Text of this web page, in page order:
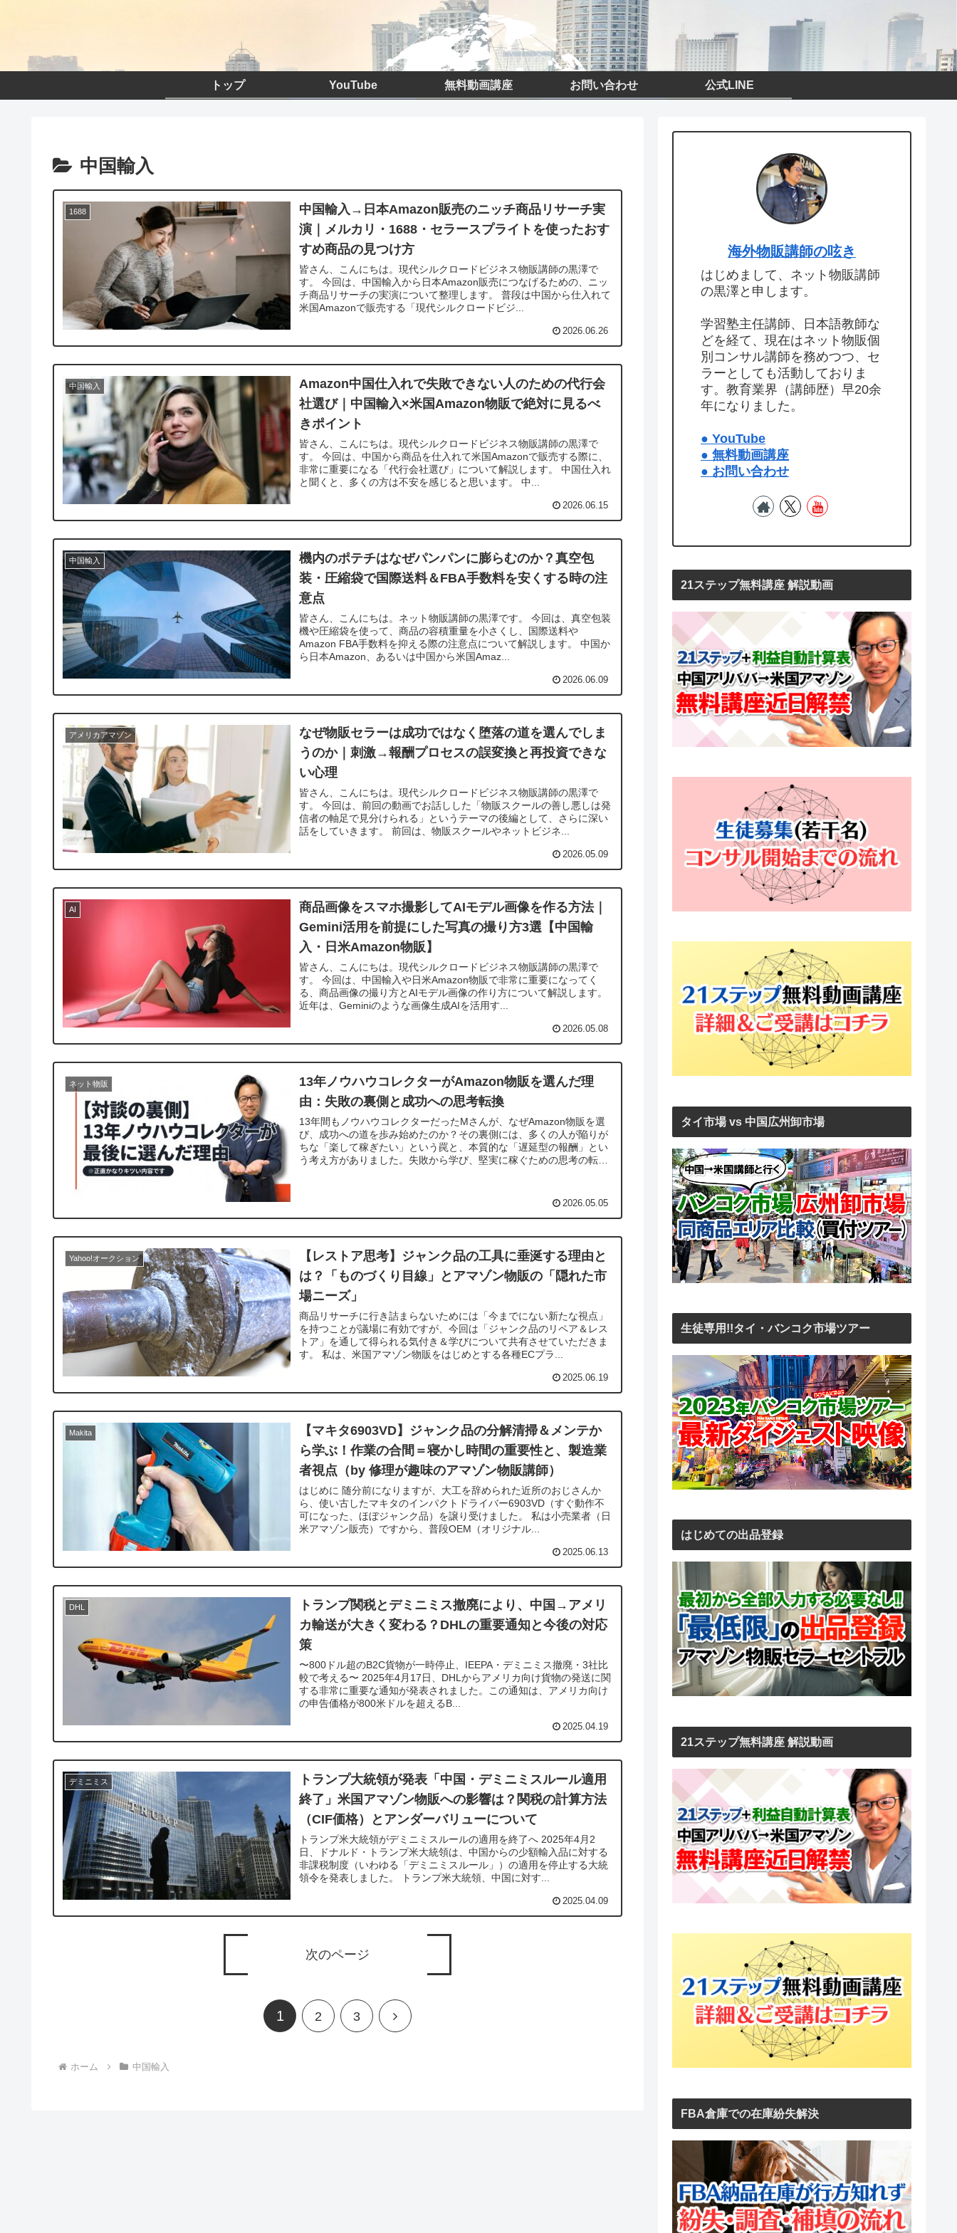
トップ YouTube 無料動画講座 お問い合わせ 公式LINE
中国輸入
1688
中国輸入→日本Amazon販売のニッチ商品リサーチ実
演｜メルカリ・1688・セラースプライトを使ったおす
すめ商品の見つけ方
皆さん、こんにちは。現代シルクロードビジネス物販講師の黒澤で
す。 今回は、中国輸入から日本Amazon販売につなげるための、ニッ
チ商品リサーチの実演について整理します。 普段は中国から仕入れて
米国Amazonで販売する「現代シルクロードビジ...
2026.06.26
中国輸入
Amazon中国仕入れで失敗できない人のための代行会
社選び｜中国輸入×米国Amazon物販で絶対に見るべ
きポイント
皆さん、こんにちは。現代シルクロードビジネス物販講師の黒澤で
す。 今回は、中国から商品を仕入れて米国Amazonで販売する際に、
非常に重要になる「代行会社選び」について解説します。 中国仕入れ
と聞くと、多くの方は不安を感じると思います。 中...
2026.06.15
中国輸入
機内のポテチはなぜパンパンに膨らむのか？真空包
装・圧縮袋で国際送料＆FBA手数料を安くする時の注
意点
皆さん、こんにちは。ネット物販講師の黒澤です。 今回は、真空包装
機や圧縮袋を使って、商品の容積重量を小さくし、国際送料や
Amazon FBA手数料を抑える際の注意点について解説します。 中国か
ら日本Amazon、あるいは中国から米国Amaz...
2026.06.09
アメリカアマゾン
なぜ物販セラーは成功ではなく堕落の道を選んでしま
うのか｜刺激→報酬プロセスの誤変換と再投資できな
い心理
皆さん、こんにちは。現代シルクロードビジネス物販講師の黒澤で
す。 今回は、前回の動画でお話しした「物販スクールの善し悪しは発
信者の軸足で見分けられる」というテーマの後編として、さらに深い
話をしていきます。 前回は、物販スクールやネットビジネ...
2026.05.09
AI
商品画像をスマホ撮影してAIモデル画像を作る方法｜
Gemini活用を前提にした写真の撮り方3選【中国輸
入・日米Amazon物販】
皆さん、こんにちは。現代シルクロードビジネス物販講師の黒澤で
す。 今回は、中国輸入や日米Amazon物販で非常に重要になってく
る、商品画像の撮り方とAIモデル画像の作り方について解説します。
近年は、Geminiのような画像生成AIを活用す...
2026.05.08
ネット物販
13年ノウハウコレクターがAmazon物販を選んだ理
由：失敗の裏側と成功への思考転換
13年間もノウハウコレクターだったMさんが、なぜAmazon物販を選
び、成功への道を歩み始めたのか？その裏側には、多くの人が陥りが
ちな「楽して稼ぎたい」という罠と、本質的な「遅延型の報酬」とい
う考え方がありました。失敗から学び、堅実に稼ぐための思考の転換
2026.05.05
Yahoo!オークション
【レストア思考】ジャンク品の工具に垂涎する理由と
は？「ものづくり目線」とアマゾン物販の「隠れた市
場ニーズ」
商品リサーチに行き詰まらないためには「今までにない新たな視点」
を持つことが議場に有効ですが、今回は「ジャンク品のリペア＆レス
トア」を通して得られる気付き＆学びについて共有させていただきま
す。 私は、米国アマゾン物販をはじめとする各種ECプラ...
2025.06.19
Makita
【マキタ6903VD】ジャンク品の分解清掃＆メンテか
ら学ぶ！作業の合間＝寝かし時間の重要性と、製造業
者視点（by 修理が趣味のアマゾン物販講師）
はじめに 随分前になりますが、大工を辞められた近所のおじさんか
ら、使い古したマキタのインパクトドライバー6903VD（すぐ動作不
可になった、ほぼジャンク品）を譲り受けました。 私は小売業者（日
米アマゾン販売）ですから、普段OEM（オリジナル...
2025.06.13
DHL
トランプ関税とデミニミス撤廃により、中国→アメリ
カ輸送が大きく変わる？DHLの重要通知と今後の対応
策
〜800ドル超のB2C貨物が一時停止、IEEPA・デミニミス撤廃・3社比
較で考える〜 2025年4月17日、DHLからアメリカ向け貨物の発送に関
する非常に重要な通知が発表されました。この通知は、アメリカ向け
の申告価格が800米ドルを超えるB...
2025.04.19
デミニミス
トランプ大統領が発表「中国・デミニミスルール適用
終了」米国アマゾン物販への影響は？関税の計算方法
（CIF価格）とアンダーバリューについて
トランプ米大統領がデミニミスルールの適用を終了へ 2025年4月2
日、ドナルド・トランプ米大統領は、中国からの少額輸入品に対する
非課税制度（いわゆる「デミニミスルール」）の適用を停止する大統
領令を発表しました。 トランプ米大統領、中国に対す...
2025.04.09
次のページ
1 2 3 次
ホーム 中国輸入
海外物販講師の呟き
はじめまして、ネット物販講師
の黒澤と申します。
学習塾主任講師、日本語教師な
どを経て、現在はネット物販個
別コンサル講師を務めつつ、セ
ラーとしても活動しておりま
す。教育業界（講師歴）早20余
年になりました。
● YouTube
● 無料動画講座
● お問い合わせ
21ステップ無料講座 解説動画
タイ市場 vs 中国広州卸市場
生徒専用!!タイ・バンコク市場ツアー
はじめての出品登録
21ステップ無料講座 解説動画
FBA倉庫での在庫紛失解決